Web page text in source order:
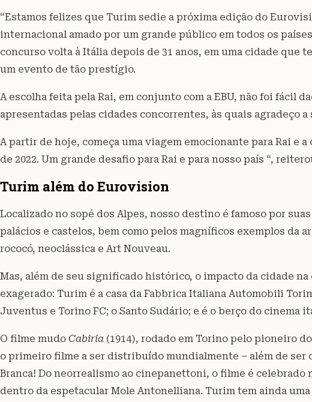
“Estamos felizes que Turim sedie a próxima edição do
internacional amado por um grande público em todos os
concurso volta à Itália depois de 31 anos, em uma cidade que
um evento de tão prestígio.
A escolha feita pela Rai, em conjunto com a EBU, não foi fácil
apresentadas pelas cidades concorrentes, às quais agradeço
A partir de hoje, começa uma viagem emocionante para Rai e
de 2022. Um grande desafio para Rai e para nosso país “,
Turim além do Eurovision
Localizado no sopé dos Alpes, nosso destino é famoso por
palácios e castelos, bem como pelos magníficos exemplos da
rococó, neoclássica e Art Nouveau.
Mas, além de seu significado histórico, o impacto da cidade
exagerado: Turim é a casa da Fabbrica Italiana Automobili
Juventus e Torino FC; o Santo Sudário; e é o berço do cinema
O filme mudo Cabiria (1914), rodado em Torino pelo pioneiro
o primeiro filme a ser distribuído mundialmente – além de ser
Branca! Do neorrealismo ao cinepanettoni, o filme é celebrado
dentro da espetacular Mole Antonelliana. Turim tem ainda